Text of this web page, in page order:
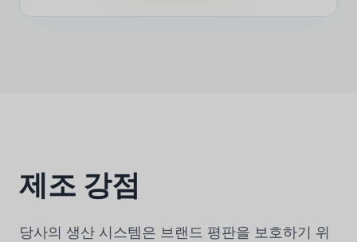
제조 강점
당사의 생산 시스템은 브랜드 평판을 보호하기 위